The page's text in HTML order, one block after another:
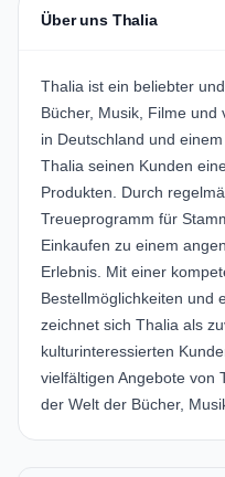
Über uns Thalia
Thalia ist ein beliebter
Bücher, Musik, Filme und
in Deutschland und
Thalia seinen Kunden
Produkten. Durch
Treueprogramm für
Einkaufen zu einem
Erlebnis. Mit einer
Bestellmöglichkeiten und
zeichnet sich Thalia als
kulturinteressierten
vielfältigen Angebote von
der Welt der Bücher,